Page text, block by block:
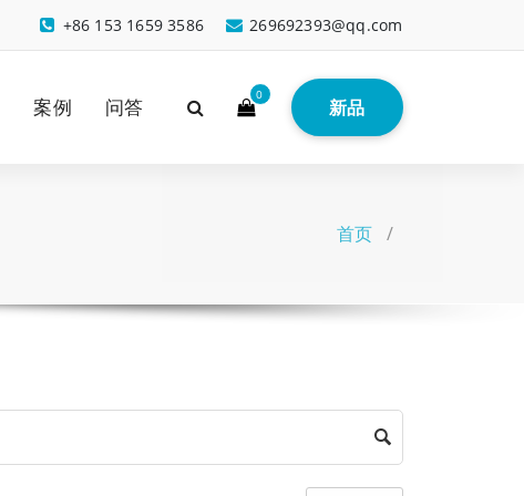
269692393@qq.com
+86 153 1659 3586
案例 问答
0
新品
首页 /